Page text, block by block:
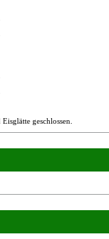
geschlossen.